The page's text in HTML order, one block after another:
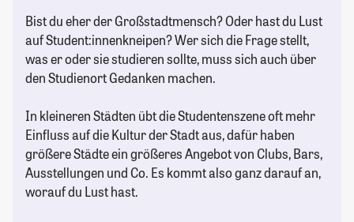
Bist du eher der Großstadtmensch? Oder hast du Lust
auf Student:innenkneipen? Wer sich die Frage stellt,
was er oder sie studieren sollte, muss sich auch über
den Studienort Gedanken machen.
In kleineren Städten übt die Studentenszene oft mehr
Einfluss auf die Kultur der Stadt aus, dafür haben
größere Städte ein größeres Angebot von Clubs, Bars,
Ausstellungen und Co. Es kommt also ganz darauf an,
worauf du Lust hast.